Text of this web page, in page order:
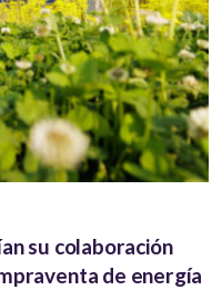
su colaboración
de energía